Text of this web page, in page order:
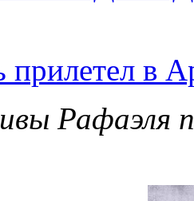
прилетел в
Рафаэля